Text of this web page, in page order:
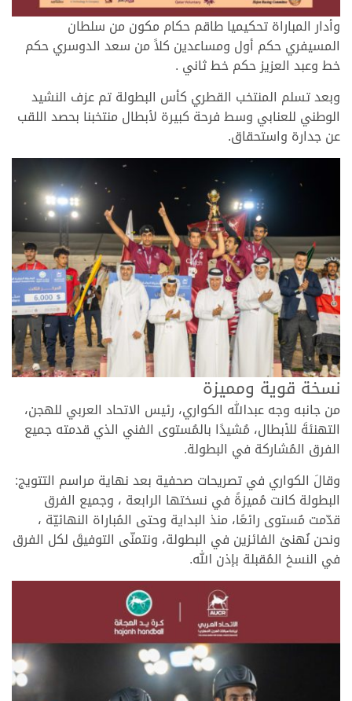
وأدار المباراة تحكيميا طاقم حكام مكون من سلطان
المسيفري حكم أول ومساعدين كلاً من سعد الدوسري حكم
خط وعبد العزيز حكم خط ثاني .
وبعد تسلم المنتخب القطري كأس البطولة تم عزف النشيد
الوطني للعنابي وسط فرحة كبيرة لأبطال منتخبنا بحصد اللقب
عن جدارة واستحقاق.
نسخة قوية ومميزة
من جانبه وجه عبدالله الكواري، رئيس الاتحاد العربي للهجن،
التهنئةَ للأبطال، مُشيدًا بالمُستوى الفني الذي قدمته جميع
الفرق المُشاركة في البطولة.
وقالَ الكواري في تصريحات صحفية بعد نهاية مراسم التتويج:
البطولة كانت مُميزةً في نسختها الرابعة ، وجميع الفرق
قدّمت مُستوى رائعًا، منذ البداية وحتى المُباراة النهائيّة ،
ونحن نُهنئ الفائزين في البطولة، ونتمنّى التوفيقَ لكل الفرق
في النسخ المُقبلة بإذن الله.